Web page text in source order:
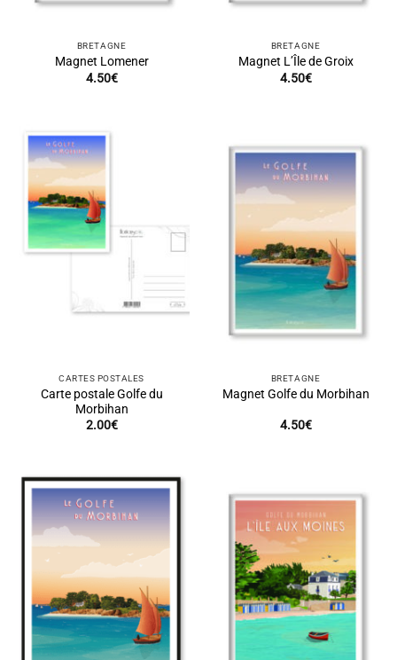
BRETAGNE
Magnet Lomener
4.50€
BRETAGNE
Magnet L’Île de Groix
4.50€
CARTES POSTALES
Carte postale Golfe du
Morbihan
2.00€
BRETAGNE
Magnet Golfe du Morbihan
4.50€